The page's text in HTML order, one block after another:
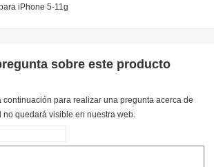
iPhone 5-11g
sobre este producto
continuación para realizar una pregunta acerca de
no quedará visible en nuestra web.